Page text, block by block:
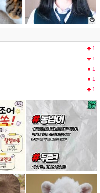
1
1
1
1
1